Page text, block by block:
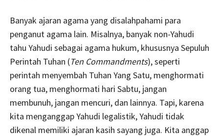
Banyak ajaran agama yang disalahpahami para
penganut agama lain. Misalnya, banyak non-Yahudi
tahu Yahudi sebagai agama hukum, khususnya Sepuluh
Perintah Tuhan (Ten Commandments), seperti
perintah menyembah Tuhan Yang Satu, menghormati
orang tua, menghormati hari Sabtu, jangan
membunuh, jangan mencuri, dan lainnya. Tapi, karena
kita menganggap Yahudi legalistik, Yahudi tidak
dikenal memiliki ajaran kasih sayang juga. Kita anggap